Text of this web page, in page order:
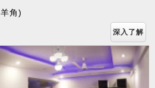
角)
深入了解